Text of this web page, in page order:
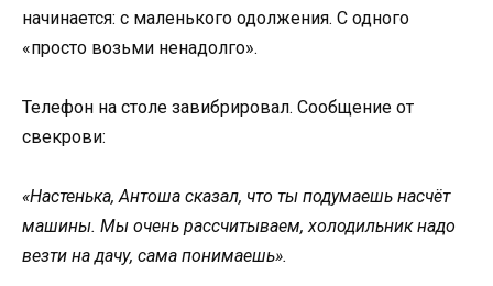
начинается: с маленького одолжения. С одного
«просто возьми ненадолго».
Телефон на столе завибрировал. Сообщение от
свекрови:
«Настенька, Антоша сказал, что ты подумаешь насчёт
машины. Мы очень рассчитываем, холодильник надо
везти на дачу, сама понимаешь».